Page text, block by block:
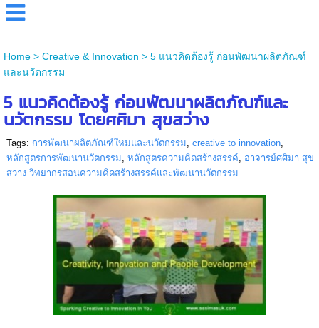
Home> Creative & Innovation > 5 แนวคิดต้องรู้ ก่อนพัฒนาผลิตภัณฑ์
และนวัตกรรม
5 แนวคิดต้องรู้ ก่อนพัฒนาผลิตภัณฑ์และ
นวัตกรรม โดยศศิมา สุขสว่าง
Tags: การพัฒนาผลิตภัณฑ์ใหม่และนวัตกรรม, creative to innovation,
หลักสูตรการพัฒนานวัตกรรม, หลักสูตรความคิดสร้างสรรค์, อาจารย์ศศิมา สุข
สว่าง วิทยากรสอนความคิดสร้างสรรค์และพัฒนานวัตกรรม